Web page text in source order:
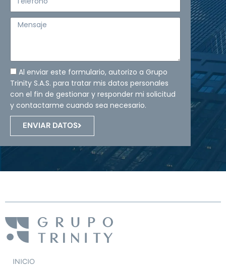
Mensaje
Al enviar este formulario, autorizo a Grupo
Trinity S.A.S. para tratar mis datos personales
con el fin de gestionar y responder mi solicitud
y contactarme cuando sea necesario.
ENVIAR DATOS
INICIO